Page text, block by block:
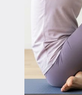
クラス参加
特定商取引
プライバシ